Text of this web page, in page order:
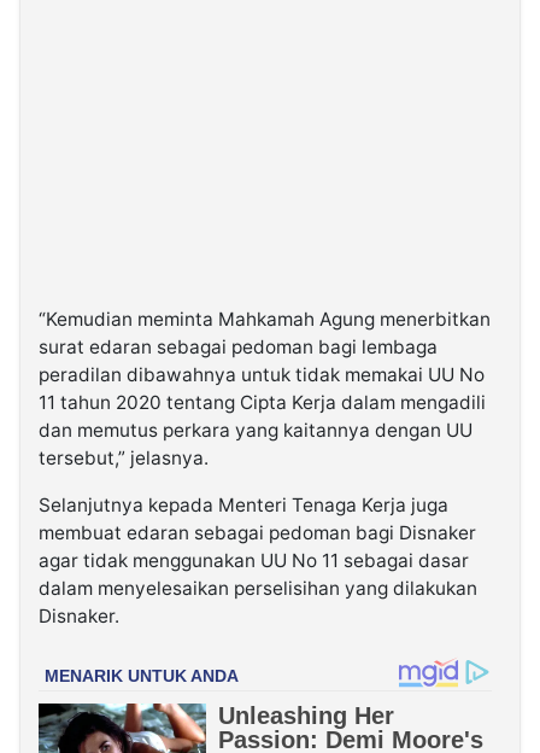
“Kemudian meminta Mahkamah Agung menerbitkan
surat edaran sebagai pedoman bagi lembaga
peradilan dibawahnya untuk tidak memakai UU No
11 tahun 2020 tentang Cipta Kerja dalam mengadili
dan memutus perkara yang kaitannya dengan UU
tersebut,” jelasnya.
Selanjutnya kepada Menteri Tenaga Kerja juga
membuat edaran sebagai pedoman bagi Disnaker
agar tidak menggunakan UU No 11 sebagai dasar
dalam menyelesaikan perselisihan yang dilakukan
Disnaker.